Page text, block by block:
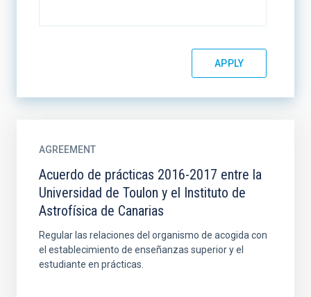
AGREEMENT
Acuerdo de prácticas 2016-2017 entre la
Universidad de Toulon y el Instituto de
Astrofísica de Canarias
Regular las relaciones del organismo de acogida con
el establecimiento de enseñanzas superior y el
estudiante en prácticas.